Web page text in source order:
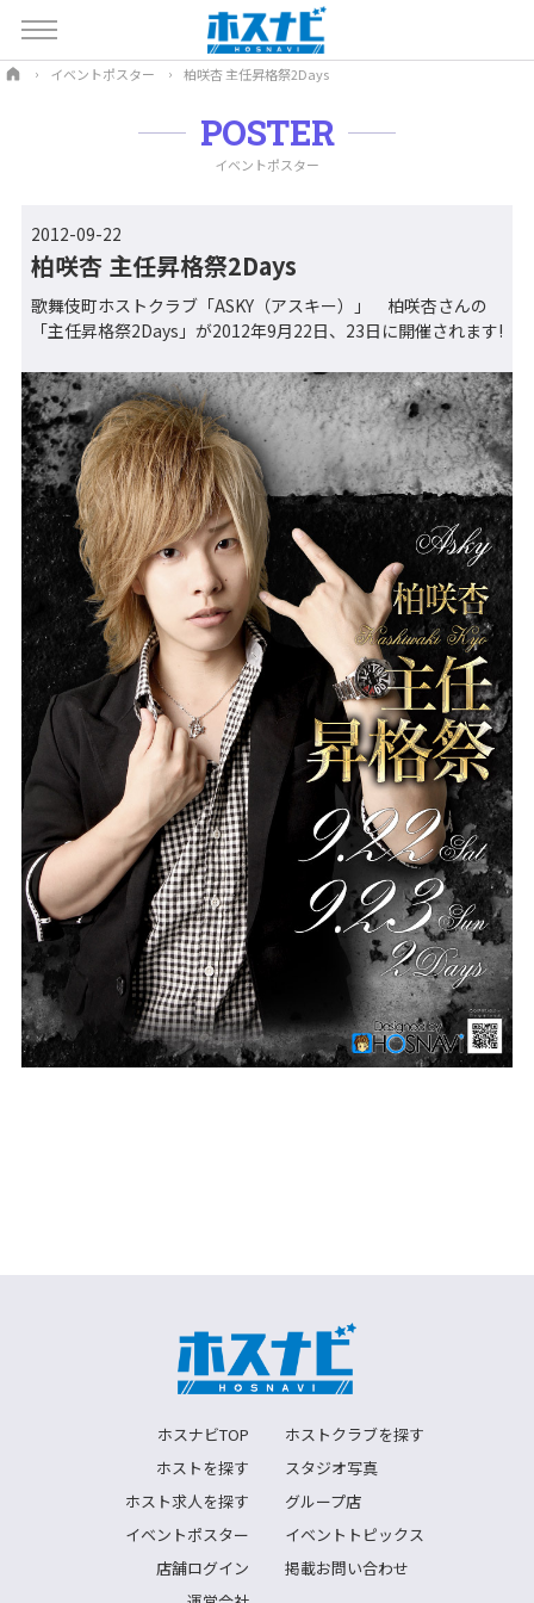
イベントポスター 柏咲杏 主任昇格祭2Days
POSTER
イベントポスター
2012-09-22
柏咲杏 主任昇格祭2Days
歌舞伎町ホストクラブ「ASKY（アスキー）」 柏咲杏さんの
「主任昇格祭2Days」が2012年9月22日、23日に開催されます!
ホスナビTOP
ホストクラブを探す
ホストを探す
スタジオ写真
ホスト求人を探す
グループ店
イベントポスター
イベントトピックス
店舗ログイン
掲載お問い合わせ